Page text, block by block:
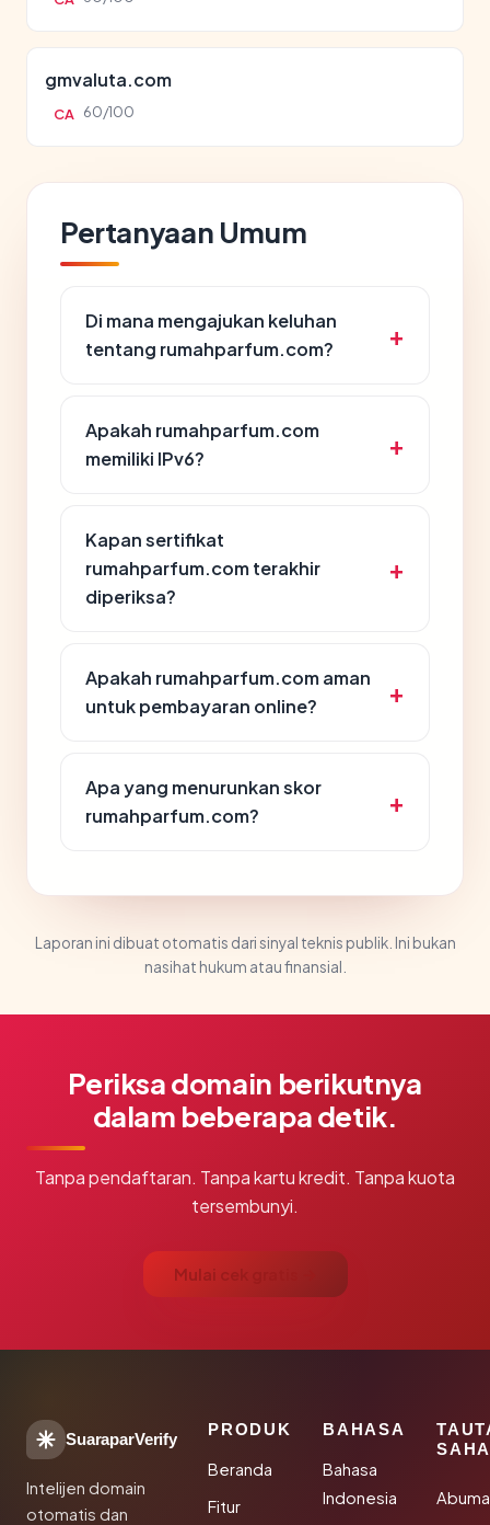
gmvaluta.com
CA 60/100
Pertanyaan Umum
Di mana mengajukan keluhan
tentang rumahparfum.com?
Apakah rumahparfum.com
memiliki IPv6?
Kapan sertifikat
rumahparfum.com terakhir
diperiksa?
Apakah rumahparfum.com aman
untuk pembayaran online?
Apa yang menurunkan skor
rumahparfum.com?
Laporan ini dibuat otomatis dari sinyal teknis publik. Ini bukan
nasihat hukum atau finansial.
Periksa domain berikutnya
dalam beberapa detik.
Tanpa pendaftaran. Tanpa kartu kredit. Tanpa kuota
tersembunyi.
Mulai cek gratis →
SuaraparVerify
Intelijen domain
otomatis dan
PRODUK
Beranda
Fitur
BAHASA
Bahasa
Indonesia